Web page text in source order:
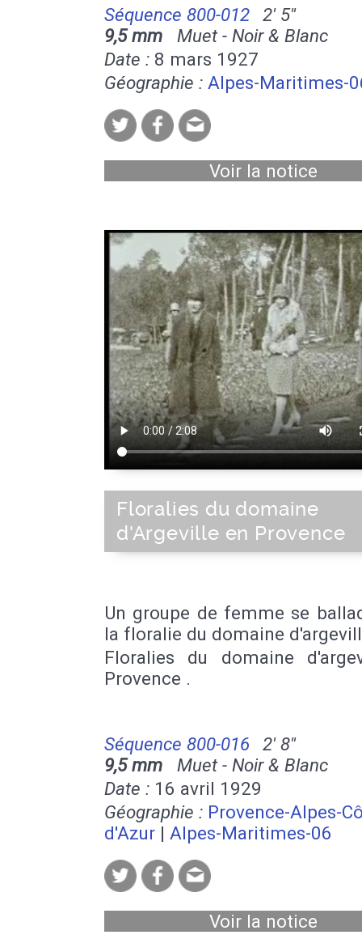
Séquence 800-012
2' 5''
9,5 mm Muet - Noir & Blanc
Date : 8 mars 1927
Géographie : Alpes-Maritimes-
Voir la notice
Floralies du domaine
d'Argeville en Provence
Un groupe de femme se
la floralie du domaine
Floralies du domaine
Provence .
Séquence 800-016
2' 8''
9,5 mm Muet - Noir & Blanc
Date : 16 avril 1929
Géographie : Provence-Alpes-
d'Azur | Alpes-Maritimes-06
Voir la notice